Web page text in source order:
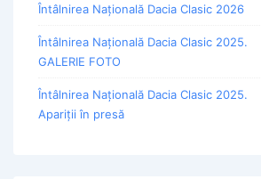
Întâlnirea Națională Dacia Clasic 2026
Întâlnirea Națională Dacia Clasic 2025.
GALERIE FOTO
Întâlnirea Națională Dacia Clasic 2025.
Apariții în presă